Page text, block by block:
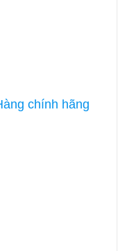
chính hãng